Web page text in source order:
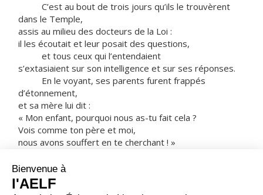
C’est au bout de trois jours qu’ils le trouvèrent
dans le Temple,
assis au milieu des docteurs de la Loi :
il les écoutait et leur posait des questions,
et tous ceux qui l’entendaient
s’extasiaient sur son intelligence et sur ses réponses.
En le voyant, ses parents furent frappés
d’étonnement,
et sa mère lui dit :
« Mon enfant, pourquoi nous as-tu fait cela ?
Vois comme ton père et moi,
nous avons souffert en te cherchant ! »
« Comment se fait-il que vous m’ayez cherché ?
Ne saviez-vous pas
qu’il me faut être chez mon Père ? »